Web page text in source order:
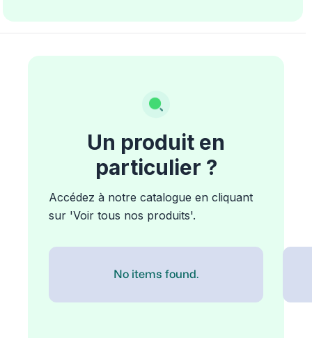
Un produit en
particulier ?
Accédez à notre catalogue en cliquant
sur 'Voir tous nos produits'.
No items found.